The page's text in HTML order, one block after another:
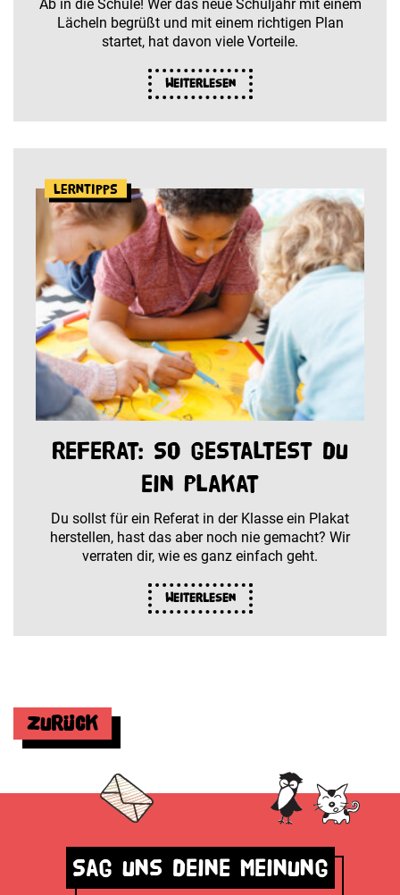
Ab in die Schule! Wer das neue Schuljahr mit einem
Lächeln begrüßt und mit einem richtigen Plan
startet, hat davon viele Vorteile.
Weiterlesen
Lerntipps
Referat: So gestaltest du
ein Plakat
Du sollst für ein Referat in der Klasse ein Plakat
herstellen, hast das aber noch nie gemacht? Wir
verraten dir, wie es ganz einfach geht.
Weiterlesen
Zurück
Sag uns deine Meinung